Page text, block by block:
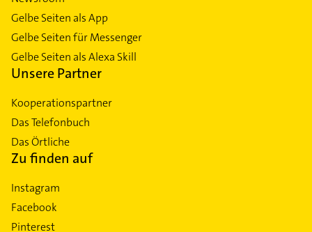
Gelbe Seiten als App
Gelbe Seiten für Messenger
Gelbe Seiten als Alexa Skill
Unsere Partner
Kooperationspartner
Das Telefonbuch
Das Örtliche
Zu finden auf
Instagram
Facebook
Pinterest